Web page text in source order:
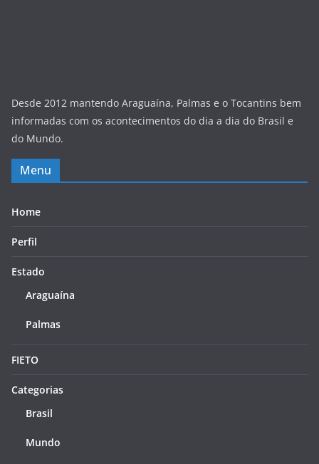
Desde 2012 mantendo Araguaína, Palmas e o Tocantins bem
informadas com os acontecimentos do dia a dia do Brasil e
do Mundo.
Menu
Home
Perfil
Estado
Araguaína
Palmas
FIETO
Categorias
Brasil
Mundo